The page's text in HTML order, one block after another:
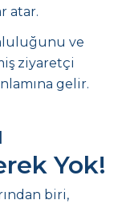
atar.
ve
ziyaretçi
gelir.
Yok!
biri,